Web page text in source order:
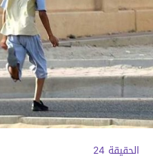
الحقيقة 24